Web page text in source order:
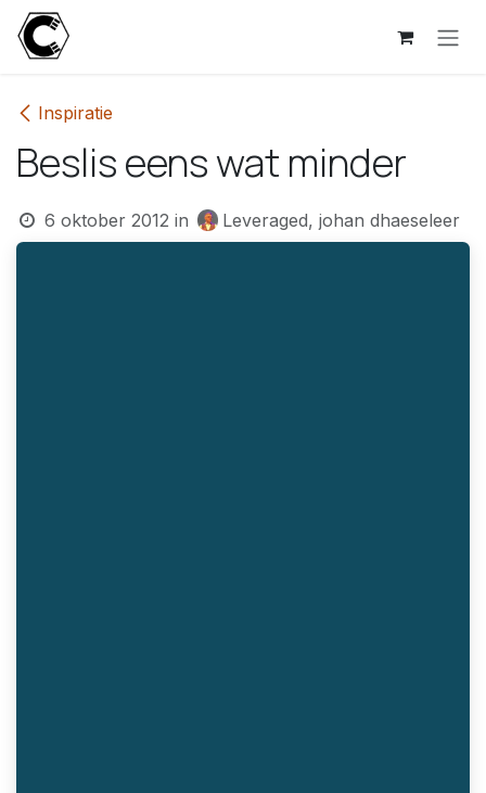
Overslaan naar inhoud
Inspiratie
Beslis eens wat minder
6 oktober 2012 in Leveraged, johan dhaeseleer